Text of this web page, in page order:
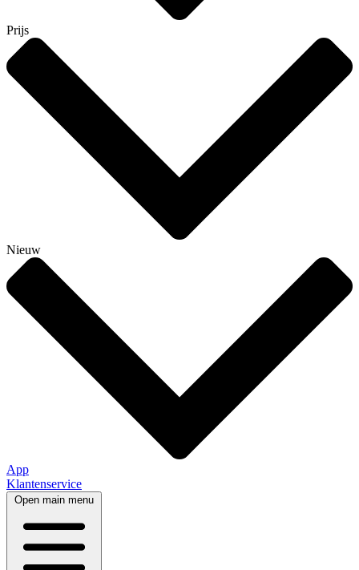
Prijs
Nieuw
App
Klantenservice
Open main menu